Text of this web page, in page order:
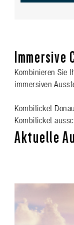
Immersive
Kombinieren Sie
immersiven
Kombiticket
Kombiticket
Aktuelle